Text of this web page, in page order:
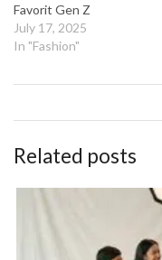
Favorit Gen Z
July 17, 2025
In "Fashion"
Related posts